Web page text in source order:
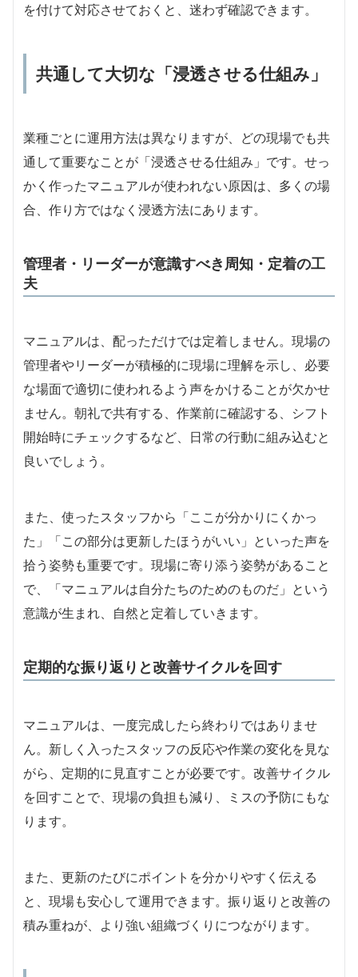
を付けて対応させておくと、迷わず確認できます。
共通して大切な「浸透させる仕組み」
業種ごとに運用方法は異なりますが、どの現場でも共
通して重要なことが「浸透させる仕組み」です。せっ
かく作ったマニュアルが使われない原因は、多くの場
合、作り方ではなく浸透方法にあります。
管理者・リーダーが意識すべき周知・定着の工
夫
マニュアルは、配っただけでは定着しません。現場の
管理者やリーダーが積極的に現場に理解を示し、必要
な場面で適切に使われるよう声をかけることが欠かせ
ません。朝礼で共有する、作業前に確認する、シフト
開始時にチェックするなど、日常の行動に組み込むと
良いでしょう。
また、使ったスタッフから「ここが分かりにくかっ
た」「この部分は更新したほうがいい」といった声を
拾う姿勢も重要です。現場に寄り添う姿勢があること
で、「マニュアルは自分たちのためのものだ」という
意識が生まれ、自然と定着していきます。
定期的な振り返りと改善サイクルを回す
マニュアルは、一度完成したら終わりではありませ
ん。新しく入ったスタッフの反応や作業の変化を見な
がら、定期的に見直すことが必要です。改善サイクル
を回すことで、現場の負担も減り、ミスの予防にもな
ります。
また、更新のたびにポイントを分かりやすく伝える
と、現場も安心して運用できます。振り返りと改善の
積み重ねが、より強い組織づくりにつながります。